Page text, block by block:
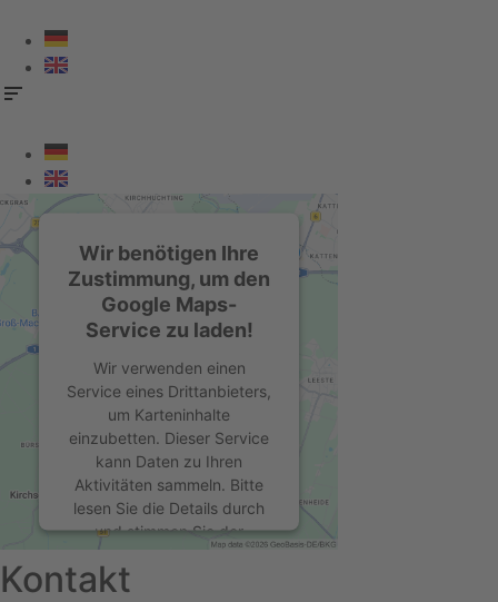
Inhalt
springen
Wir benötigen Ihre
Zustimmung, um den
Google Maps-
Service zu laden!
Wir verwenden einen
Service eines Drittanbieters,
um Karteninhalte
einzubetten. Dieser Service
kann Daten zu Ihren
Aktivitäten sammeln. Bitte
lesen Sie die Details durch
und stimmen Sie der
Nutzung des Service zu, um
diese Karte anzuzeigen.
Kontakt